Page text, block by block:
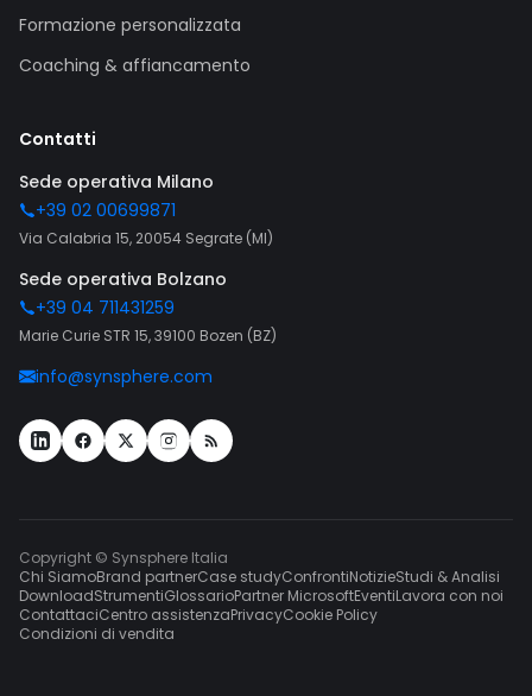
Formazione personalizzata
Coaching & affiancamento
Contatti
Sede operativa Milano
+39 02 00699871
Via Calabria 15, 20054 Segrate (MI)
Sede operativa Bolzano
+39 04 711431259
Marie Curie STR 15, 39100 Bozen (BZ)
info@synsphere.com
Copyright © Synsphere Italia
Chi SiamoBrand partnerCase studyConfrontiNotizieStudi & Analisi
DownloadStrumentiGlossarioPartner MicrosoftEventiLavora con noi
ContattaciCentro assistenzaPrivacyCookie Policy
Condizioni di vendita